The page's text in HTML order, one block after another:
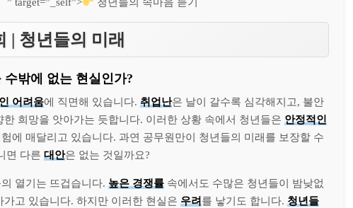
” target=”_self”> 청년들의 속마음 듣기
| 청년들의 미래
밖에 없는 현실인가?
어려움에 직면해 있습니다. 취업난은 날이 갈수록 심각해지고, 불안
희망을 앗아가는 듯합니다. 이러한 상황 속에서 청년들은 안정적인
에 매달리고 있습니다. 과연 공무원만이 청년들의 미래를 보장할 수
면 다른 대안은 없는 것일까요?
열기는 뜨겁습니다. 높은 경쟁률 속에서도 수많은 청년들이 밤낮없
고 있습니다. 하지만 이러한 현실은 우려를 낳기도 합니다. 청년들